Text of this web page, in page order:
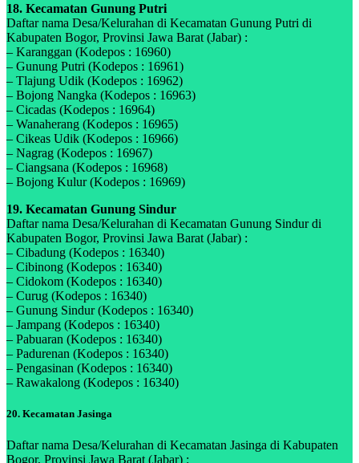
18. Kecamatan Gunung Putri
Daftar nama Desa/Kelurahan di Kecamatan Gunung Putri di
Kabupaten Bogor, Provinsi Jawa Barat (Jabar) :
– Karanggan (Kodepos : 16960)
– Gunung Putri (Kodepos : 16961)
– Tlajung Udik (Kodepos : 16962)
– Bojong Nangka (Kodepos : 16963)
– Cicadas (Kodepos : 16964)
– Wanaherang (Kodepos : 16965)
– Cikeas Udik (Kodepos : 16966)
– Nagrag (Kodepos : 16967)
– Ciangsana (Kodepos : 16968)
– Bojong Kulur (Kodepos : 16969)
19. Kecamatan Gunung Sindur
Daftar nama Desa/Kelurahan di Kecamatan Gunung Sindur di
Kabupaten Bogor, Provinsi Jawa Barat (Jabar) :
– Cibadung (Kodepos : 16340)
– Cibinong (Kodepos : 16340)
– Cidokom (Kodepos : 16340)
– Curug (Kodepos : 16340)
– Gunung Sindur (Kodepos : 16340)
– Jampang (Kodepos : 16340)
– Pabuaran (Kodepos : 16340)
– Padurenan (Kodepos : 16340)
– Pengasinan (Kodepos : 16340)
– Rawakalong (Kodepos : 16340)
20. Kecamatan Jasinga
Daftar nama Desa/Kelurahan di Kecamatan Jasinga di Kabupaten
Bogor, Provinsi Jawa Barat (Jabar) :